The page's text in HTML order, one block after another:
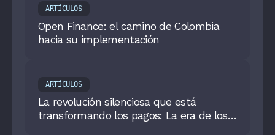
ARTÍCULOS
Open Finance: el camino de Colombia
hacia su implementación
ARTÍCULOS
La revolución silenciosa que está
transformando los pagos: La era de los